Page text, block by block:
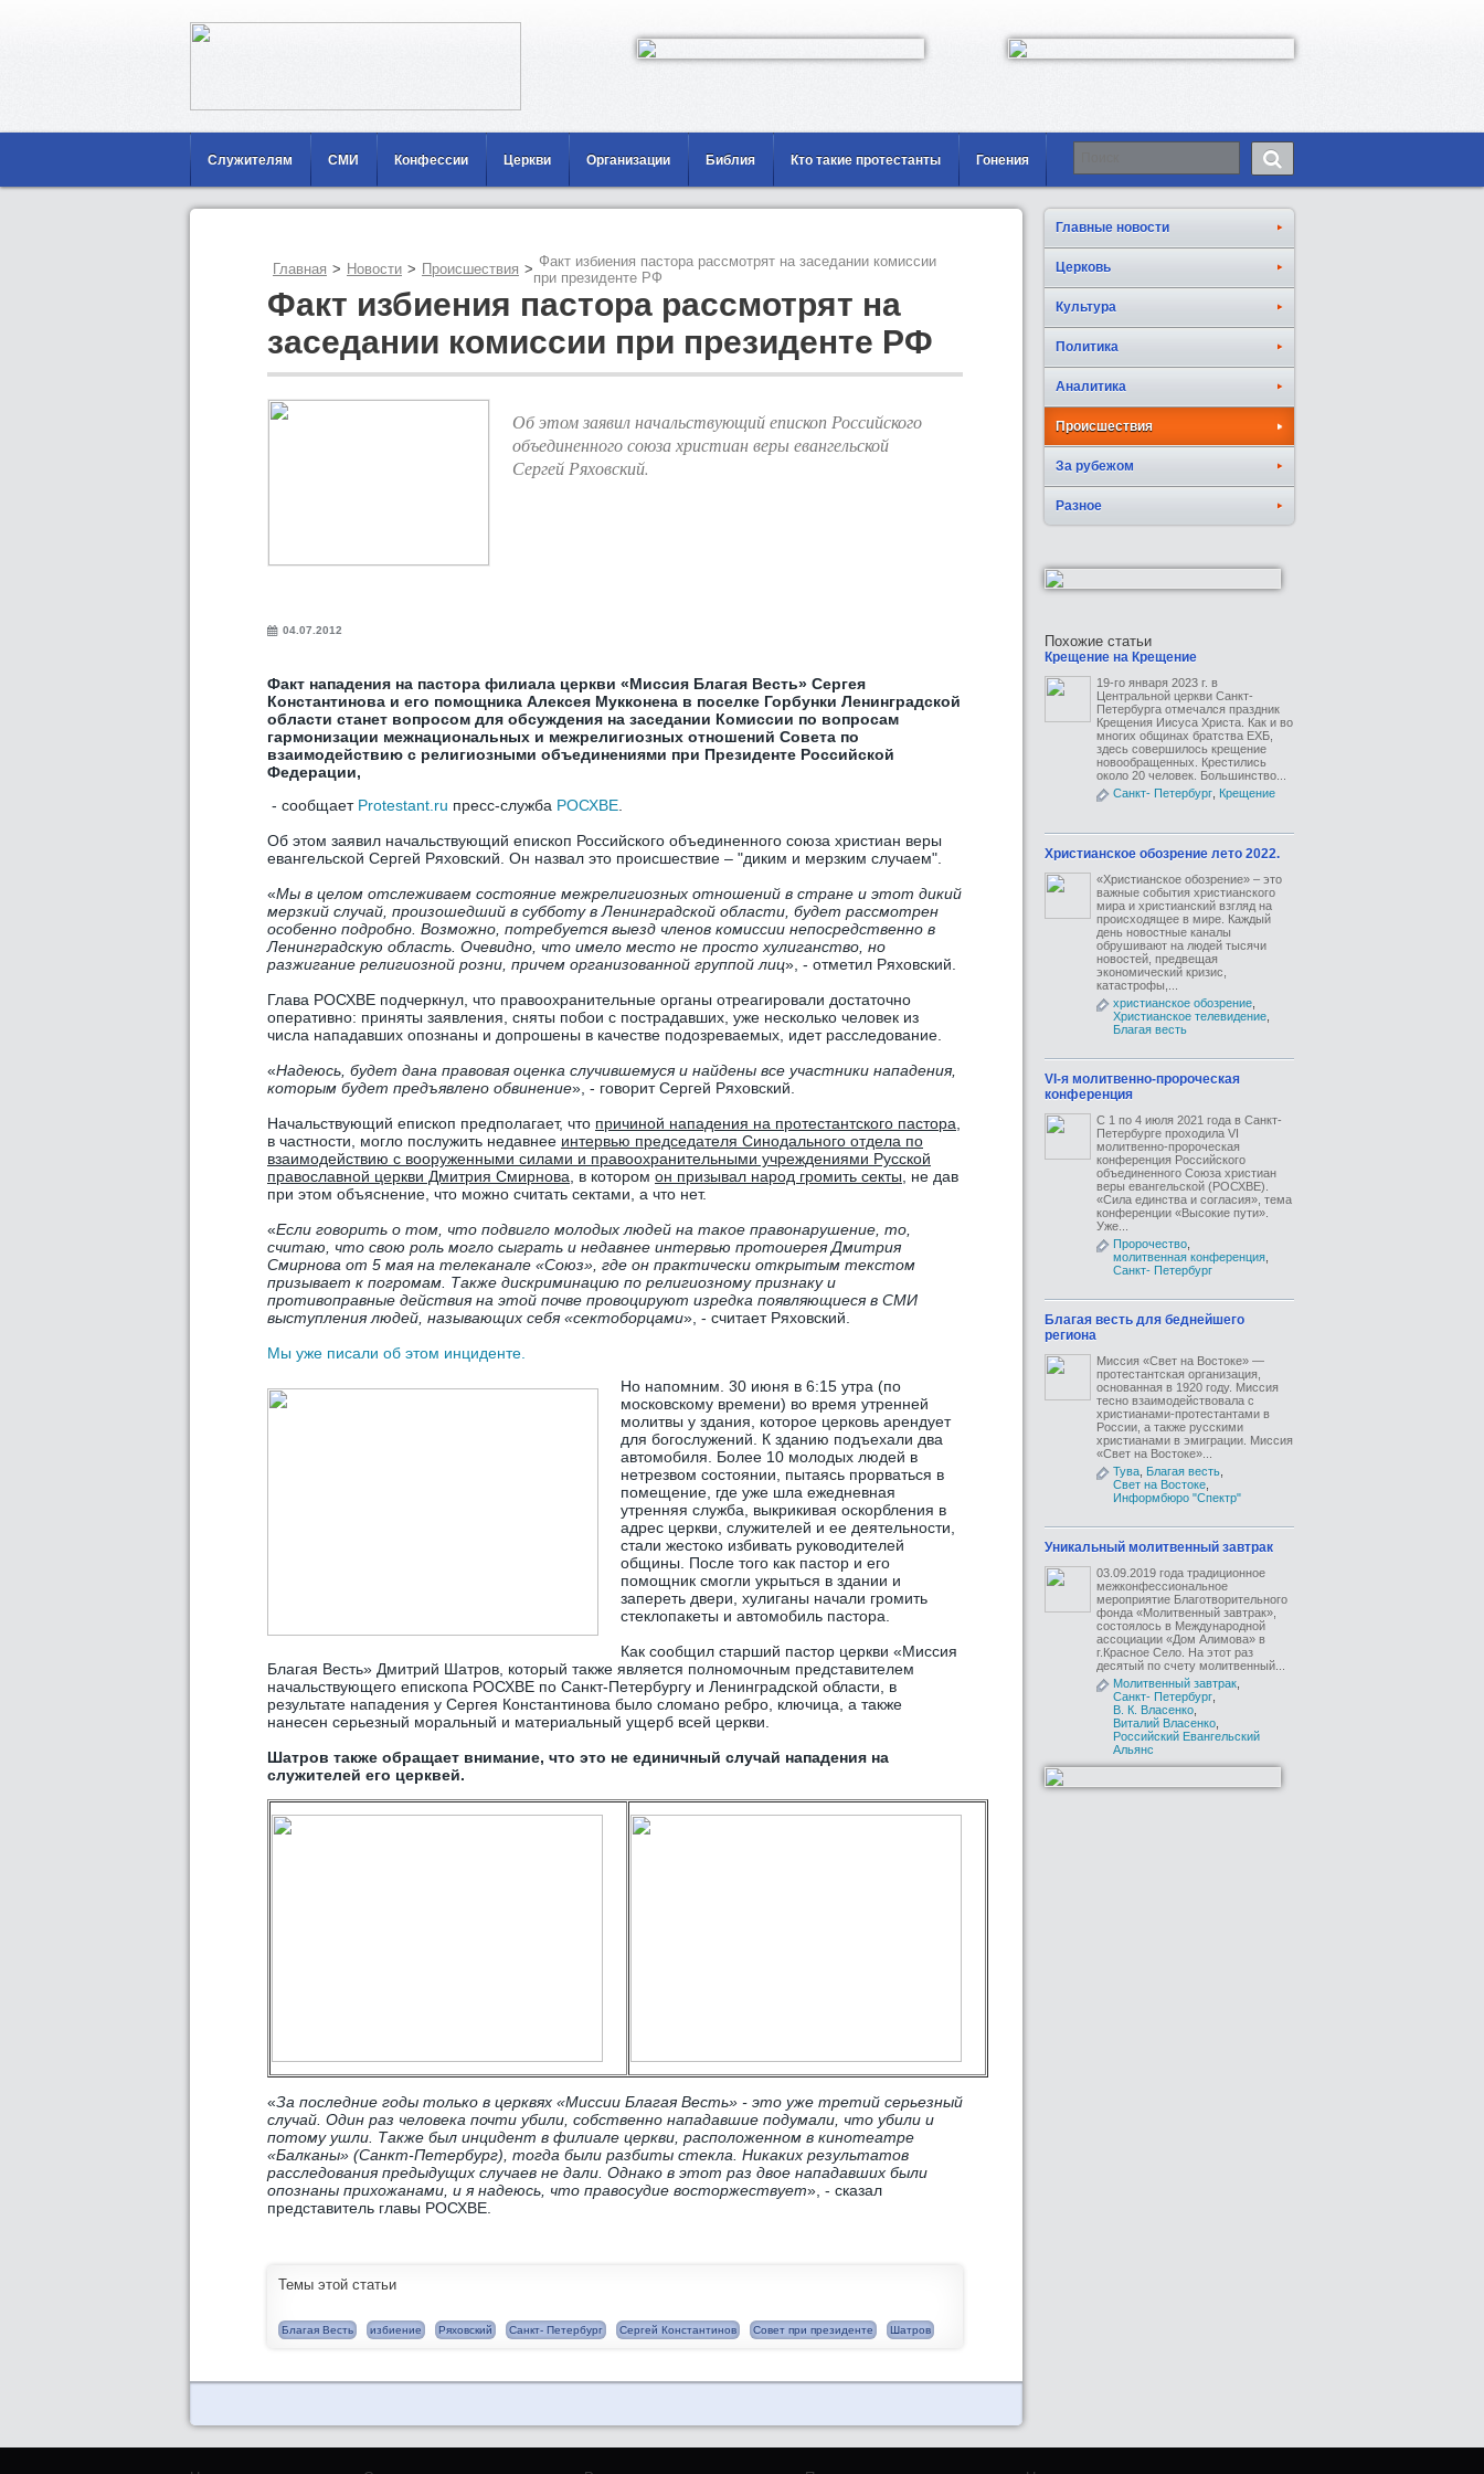
Служителям СМИ Конфессии Церкви Организации Библия Кто такие протестанты Гонения
Главная > Новости > Происшествия > Факт избиения пастора рассмотрят на заседании комиссии
при президенте РФ
Факт избиения пастора рассмотрят на
заседании комиссии при президенте РФ
Об этом заявил начальствующий епископ Российского
объединенного союза христиан веры евангельской
Сергей Ряховский.
04.07.2012
Факт нападения на пастора филиала церкви «Миссия Благая Весть» Сергея
Константинова и его помощника Алексея Мукконена в поселке Горбунки Ленинградской
области станет вопросом для обсуждения на заседании Комиссии по вопросам
гармонизации межнациональных и межрелигиозных отношений Совета по
взаимодействию с религиозными объединениями при Президенте Российской
Федерации,
- сообщает Protestant.ru пресс-служба РОСХВЕ
Об этом заявил начальствующий епископ Российского объединенного союза христиан веры
евангельской Сергей Ряховский. Он назвал это происшествие – "диким и мерзким случаем".
«Мы в целом отслеживаем состояние межрелигиозных отношений в стране и этот дикий
мерзкий случай, произошедший в субботу в Ленинградской области, будет рассмотрен
особенно подробно. Возможно, потребуется выезд членов комиссии непосредственно в
Ленинградскую область. Очевидно, что имело место не просто хулиганство, но
разжигание религиозной розни, причем организованной группой лиц», - отметил Ряховский.
Глава РОСХВЕ подчеркнул, что правоохранительные органы отреагировали достаточно
оперативно: приняты заявления, сняты побои с пострадавших, уже несколько человек из
числа нападавших опознаны и допрошены в качестве подозреваемых, идет расследование.
«Надеюсь, будет дана правовая оценка случившемуся и найдены все участники нападения,
которым будет предъявлено обвинение», - говорит Сергей Ряховский.
Начальствующий епископ предполагает, что причиной нападения на протестантского пастора
в частности, могло послужить недавнее интервью председателя Синодального отдела по
взаимодействию с вооруженными силами и правоохранительными учреждениями Русской
православной церкви Дмитрия Смирнова , в котором он призывал народ громить секты , не дав
при этом объяснение, что можно считать сектами, а что нет.
«Если говорить о том, что подвигло молодых людей на такое правонарушение, то,
считаю, что свою роль могло сыграть и недавнее интервью протоиерея Дмитрия
Смирнова от 5 мая на телеканале «Союз», где он практически открытым текстом
призывает к погромам. Также дискриминацию по религиозному признаку и
противоправные действия на этой почве провоцируют изредка появляющиеся в СМИ
выступления людей, называющих себя «сектоборцами», - считает Ряховский.
Мы уже писали об этом инциденте.
Но напомним. 30 июня в 6:15 утра (по
московскому времени) во время утренней
молитвы у здания, которое церковь арендует
для богослужений. К зданию подъехали два
автомобиля. Более 10 молодых людей в
нетрезвом состоянии, пытаясь прорваться в
помещение, где уже шла ежедневная
утренняя служба, выкрикивая оскорбления в
адрес церкви, служителей и ее деятельности,
стали жестоко избивать руководителей
общины. После того как пастор и его
помощник смогли укрыться в здании и
запереть двери, хулиганы начали громить
стеклопакеты и автомобиль пастора.
Как сообщил старший пастор церкви «Миссия
Благая Весть» Дмитрий Шатров, который также является полномочным представителем
начальствующего епископа РОСХВЕ по Санкт-Петербургу и Ленинградской области, в
результате нападения у Сергея Константинова было сломано ребро, ключица, а также
нанесен серьезный моральный и материальный ущерб всей церкви.
Шатров также обращает внимание, что это не единичный случай нападения на
служителей его церквей.
«За последние годы только в церквях «Миссии Благая Весть» - это уже третий серьезный
случай. Один раз человека почти убили, собственно нападавшие подумали, что убили и
потому ушли. Также был инцидент в филиале церкви, расположенном в кинотеатре
«Балканы» (Санкт-Петербург), тогда были разбиты стекла. Никаких результатов
расследования предыдущих случаев не дали. Однако в этот раз двое нападавших были
опознаны прихожанами, и я надеюсь, что правосудие восторжествует», - сказал
представитель главы РОСХВЕ.
Темы этой статьи
Благая Весть избиение Ряховский Санкт- Петербург Сергей Константинов Совет при президенте Шатров
Главные новости
Церковь
Культура
Политика
Аналитика
Происшествия
За рубежом
Разное
Похожие статьи
Крещение на Крещение
19-го января 2023 г. в
Центральной церкви Санкт-
Петербурга отмечался праздник
Крещения Иисуса Христа. Как и во
многих общинах братства ЕХБ,
здесь совершилось крещение
новообращенных. Крестились
около 20 человек. Большинство...
Санкт- Петербург Крещение
Христианское обозрение лето 2022.
«Христианское обозрение» – это
важные события христианского
мира и христианский взгляд на
происходящее в мире. Каждый
день новостные каналы
обрушивают на людей тысячи
новостей, предвещая
экономический кризис,
катастрофы,...
христианское обозрение
Христианское телевидение
Благая весть
VI-я молитвенно-пророческая
конференция
С 1 по 4 июля 2021 года в Санкт-
Петербурге проходила VI
молитвенно-пророческая
конференция Российского
объединенного Союза христиан
веры евангельской (РОСХВЕ).
«Сила единства и согласия», тема
конференции «Высокие пути».
Уже...
Пророчество
молитвенная конференция
Санкт- Петербург
Благая весть для беднейшего
региона
Миссия «Свет на Востоке» —
протестантская организация,
основанная в 1920 году. Миссия
тесно взаимодействовала с
христианами-протестантами в
России, а также русскими
христианами в эмиграции. Миссия
«Свет на Востоке»...
Тува Благая весть
Свет на Востоке
Информбюро "Спектр"
Уникальный молитвенный завтрак
03.09.2019 года традиционное
межконфессиональное
мероприятие Благотворительного
фонда «Молитвенный завтрак»,
состоялось в Международной
ассоциации «Дом Алимова» в
г.Красное Село. На этот раз
десятый по счету молитвенный...
Молитвенный завтрак
Санкт- Петербург
В. К. Власенко
Виталий Власенко
Российский Евангельский
Альянс